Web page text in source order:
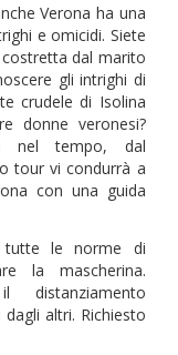
Verona ha una
e omicidi. Siete
dal marito
gli intrighi di
crudele di Isolina
donne veronesi?
nel tempo, dal
tour vi condurrà a
con una guida
tutte le norme di
la mascherina.
altri. Richiesto